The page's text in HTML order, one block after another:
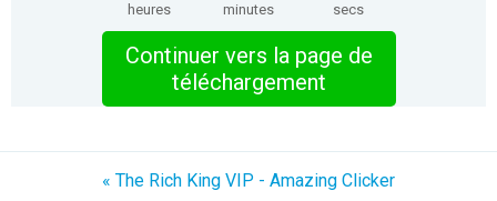
heures minutes secs
Continuer vers la page de
téléchargement
« The Rich King VIP - Amazing Clicker